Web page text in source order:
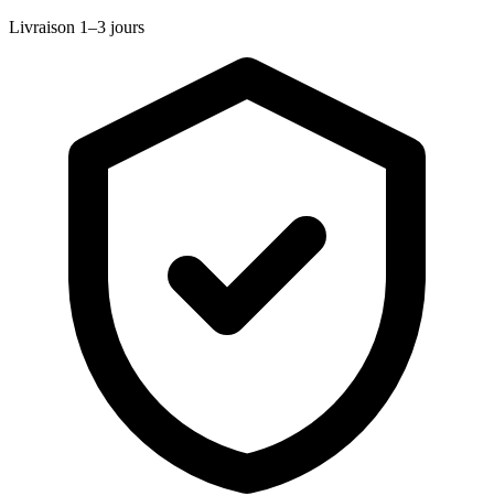
Livraison 1–3 jours